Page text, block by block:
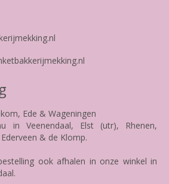
Ede & Wageningen
in Veenendaal, Elst (utr), Rhenen,
& de Klomp.
ook afhalen in onze winkel in